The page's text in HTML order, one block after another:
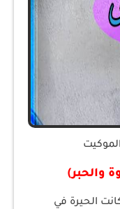
والحبر)
الحيرة في